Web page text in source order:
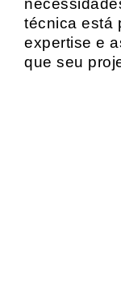
técnica está
expertise e
que seu